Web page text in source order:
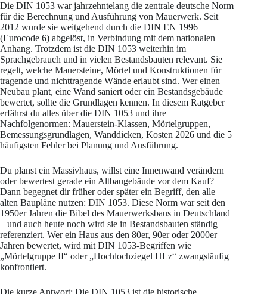
Die DIN 1053 war jahrzehntelang die zentrale deutsche Norm
für die Berechnung und Ausführung von Mauerwerk. Seit
2012 wurde sie weitgehend durch die DIN EN 1996
(Eurocode 6) abgelöst, in Verbindung mit dem nationalen
Anhang. Trotzdem ist die DIN 1053 weiterhin im
Sprachgebrauch und in vielen Bestandsbauten relevant. Sie
regelt, welche Mauersteine, Mörtel und Konstruktionen für
tragende und nichttragende Wände erlaubt sind. Wer einen
Neubau plant, eine Wand saniert oder ein Bestandsgebäude
bewertet, sollte die Grundlagen kennen. In diesem Ratgeber
erfährst du alles über die DIN 1053 und ihre
Nachfolgenormen: Mauerstein-Klassen, Mörtelgruppen,
Bemessungsgrundlagen, Wanddicken, Kosten 2026 und die 5
häufigsten Fehler bei Planung und Ausführung.
Du planst ein Massivhaus, willst eine Innenwand verändern
oder bewertest gerade ein Altbaugebäude vor dem Kauf?
Dann begegnet dir früher oder später ein Begriff, den alle
alten Baupläne nutzen: DIN 1053. Diese Norm war seit den
1950er Jahren die Bibel des Mauerwerksbaus in Deutschland
– und auch heute noch wird sie in Bestandsbauten ständig
referenziert. Wer ein Haus aus den 80er, 90er oder 2000er
Jahren bewertet, wird mit DIN 1053-Begriffen wie
„Mörtelgruppe II“ oder „Hochlochziegel HLz“ zwangsläufig
konfrontiert.